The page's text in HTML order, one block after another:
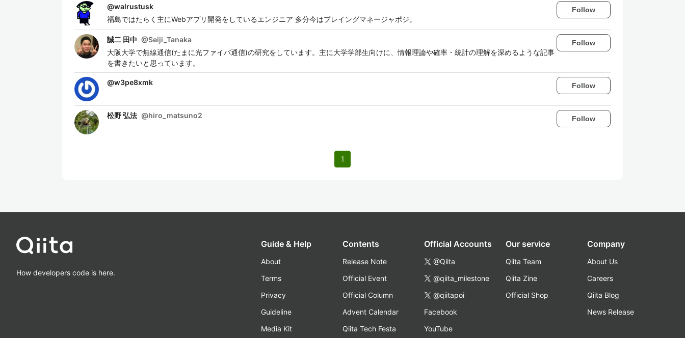
@walrustusk
福島ではたらく主にWebアプリ開発をしているエンジニア 多分今はプレイングマネージャポジ。
Follow
誠二 田中 @Seiji_Tanaka
大阪大学で無線通信(たまに光ファイバ通信)の研究をしています。主に大学学部生向けに、情報理論や確率・統計の理解を深めるような記事
を書きたいと思っています。
Follow
@w3pe8xmk Follow
松野 弘法 @hiro_matsuno2 Follow
1
How developers code is here.
Guide & Help
About
Terms
Privacy
Guideline
Media Kit
Contents
Release Note
Official Event
Official Column
Advent Calendar
Qiita Tech Festa
Official Accounts
@Qiita
@qiita_milestone
@qiitapoi
Facebook
YouTube
Our service
Qiita Team
Qiita Zine
Official Shop
Company
About Us
Careers
Qiita Blog
News Release